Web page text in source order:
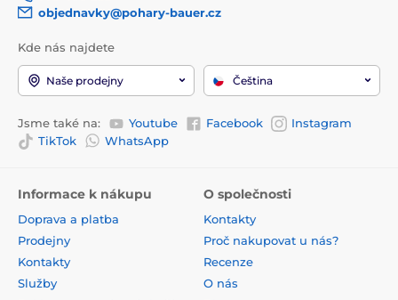
objednavky@pohary-bauer.cz
Kde nás najdete
Naše prodejny Čeština
Jsme také na: Youtube Facebook
Instagram
TikTok
WhatsApp
Informace k nákupu
Doprava a platba
Prodejny
Kontakty
Služby
O společnosti
Kontakty
Proč nakupovat u nás?
Recenze
O nás